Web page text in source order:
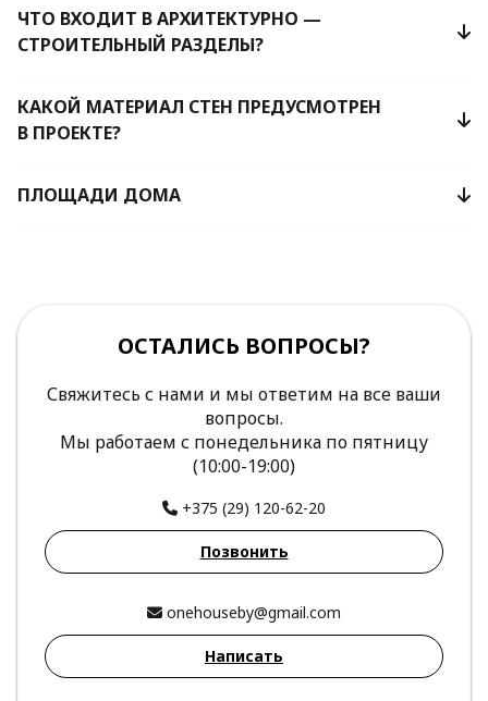
ЧТО ВХОДИТ В АРХИТЕКТУРНО —
СТРОИТЕЛЬНЫЙ РАЗДЕЛЫ?
КАКОЙ МАТЕРИАЛ СТЕН ПРЕДУСМОТРЕН
В ПРОЕКТЕ?
ПЛОЩАДИ ДОМА
ОСТАЛИСЬ ВОПРОСЫ?
Свяжитесь с нами и мы ответим на все ваши
вопросы.
Мы работаем с понедельника по пятницу
(10:00-19:00)
+375 (29) 120-62-20
Позвонить
onehouseby@gmail.com
Написать